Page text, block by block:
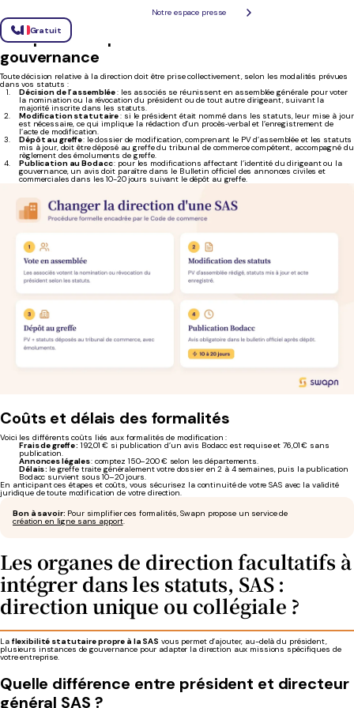
Notre espace presse
Gratuit
Remplacer un président ou modifier la
gouvernance
Toute décision relative à la direction doit être prise collectivement, selon les modalités prévues
dans vos statuts :
Décision de l’assemblée: les associés se réunissent en assemblée générale pour voter
la nomination ou la révocation du président ou de tout autre dirigeant, suivant la
majorité inscrite dans les statuts.
Modification statutaire: si le président était nommé dans les statuts, leur mise à jour
est nécessaire, ce qui implique la rédaction d’un procès‑verbal et l’enregistrement de
l’acte de modification.
Dépôt au greffe: le dossier de modification, comprenant le PV d’assemblée et les statuts
mis à jour, doit être déposé au greffe du tribunal de commerce compétent, accompagné du
règlement des émoluments de greffe.
Publication au Bodacc: pour les modifications affectant l’identité du dirigeant ou la
gouvernance, un avis doit paraître dans le Bulletin officiel des annonces civiles et
commerciales dans les 10-20 jours suivant le dépôt au greffe.
Coûts et délais des formalités
Voici les différents coûts liés aux formalités de modification :
Frais de greffe : 192,01 € si publication d’un avis Bodacc est requise et 76,01 € sans
publication.
Annonces légales: comptez 150–200 € selon les départements.
Délais : le greffe traite généralement votre dossier en 2 à 4 semaines, puis la publication
Bodacc survient sous 10–20 jours.
En anticipant ces étapes et coûts, vous sécurisez la continuité de votre SAS avec la validité
juridique de toute modification de votre direction.
Bon à savoir : Pour simplifier ces formalités, Swapn propose un service de
création en ligne sans apport.
Les organes de direction facultatifs à
intégrer dans les statuts, SAS :
direction unique ou collégiale ?
La flexibilité statutaire propre à la SAS vous permet d’ajouter, au-delà du président,
plusieurs instances de gouvernance pour adapter la direction aux missions spécifiques de
votre entreprise.
Quelle différence entre président et directeur
général SAS ?